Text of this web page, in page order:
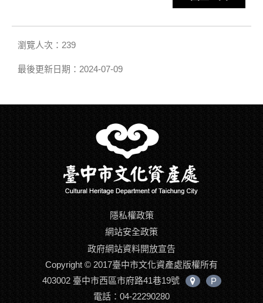
瀏覽人次：239
最後更新日期：2024-07-09
隱私權政策
網站安全政策
政府網站資料開放宣告
Copyright © 2017臺中市文化資產處版權所有
403002 臺中市西區市府路41巷19號
中
P
電話：04-22290280